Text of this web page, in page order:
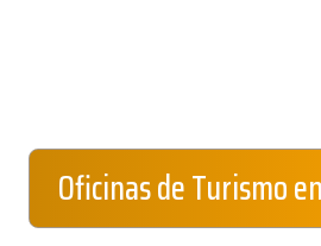
Oficinas de Turismo